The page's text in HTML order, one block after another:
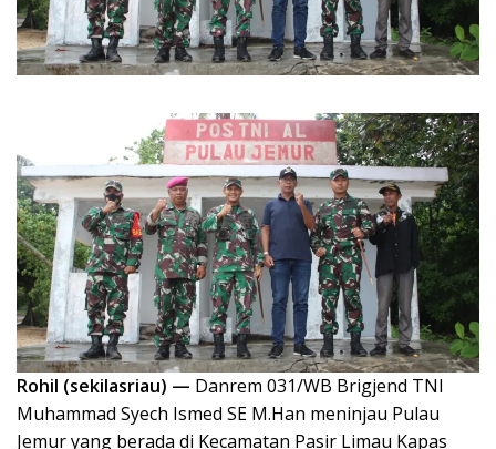
Rohil (sekilasriau) — Danrem 031/WB Brigjend TNI
Muhammad Syech Ismed SE M.Han meninjau Pulau
Jemur yang berada di Kecamatan Pasir Limau Kapas